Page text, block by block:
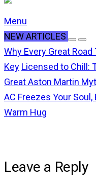
Menu
NEW ARTICLES
Why Every Great
Key Licensed to Chill:
Great Aston Martin
AC Freezes Your
Warm Hug
Leave a Reply